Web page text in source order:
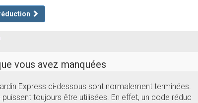
vous avez manquées
Express ci-dessous sont normalement terminées.
toujours être utilisées. En effet, un code réduc